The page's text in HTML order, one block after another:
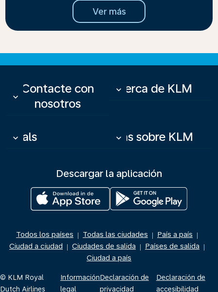
Ver más
Contacte con
nosotros
keyboard_arrow_down
Acerca de KLM
keyboard_arrow_down
Deals
keyboard_arrow_down Más sobre KLM
keyboard_arrow_down
Descargar la aplicación
Todos los países | Todas las ciudades | País a país |
Ciudad a ciudad | Ciudades de salida | Países de salida |
Ciudad a país
© KLM Royal
Dutch Airlines
Información
legal
Declaración de
privacidad
Declaración de
accesibilidad